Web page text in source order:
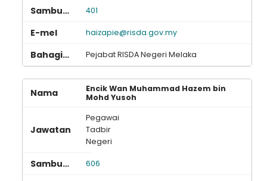
401
haizapie@risda.gov.my
Pejabat RISDA Negeri Melaka
Encik Wan Muhammad Hazem bin
Mohd Yusoh
Pegawai
Tadbir
Negeri
606